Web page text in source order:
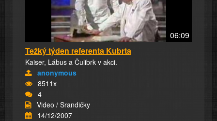
06:09
Težký týden referenta Kubrta
Kaiser, Lábus a Čulibrk v akci.
anonymous
8511x
4
Video / Srandičky
14/12/2007